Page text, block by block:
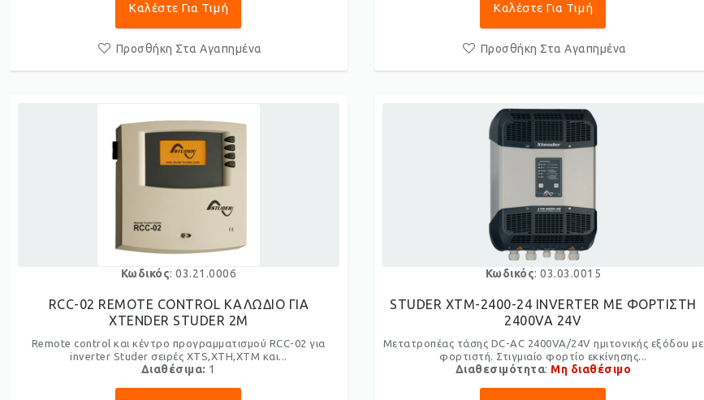
Καλέστε Για Τιμή
Προσθήκη Στα Αγαπημένα
Καλέστε Για Τιμή
Προσθήκη Στα Αγαπημένα
Κωδικός: 03.21.0006
RCC-02 REMOTE CONTROL ΚΑΛΩΔΙΟ ΓΙΑ
XTENDER STUDER 2M
Remote control και κέντρο προγραμματισμού RCC-02 για
inverter Studer σειρές XTS,XTH,XTM και...
Διαθέσιμα: 1
Κωδικός: 03.03.0015
STUDER XTM-2400-24 INVERTER ME ΦΟΡΤΙΣΤΗ
2400VA 24V
Μετατροπέας τάσης DC-AC 2400VA/24V ημιτονικής εξόδου με
φορτιστή. Στιγμιαίο φορτίο εκκίνησης...
Διαθεσιμότητα: Μη διαθέσιμο